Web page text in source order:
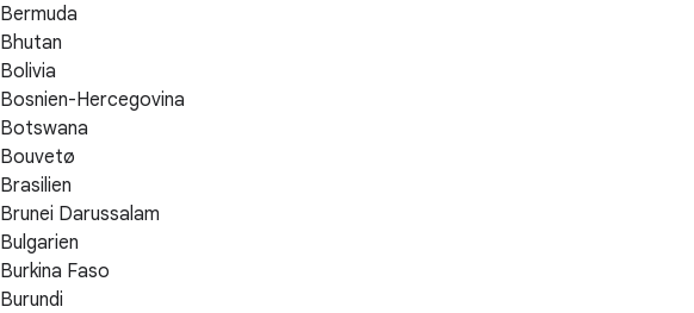
Bermuda
Bhutan
Bolivia
Bosnien-Hercegovina
Botswana
Bouvetø
Brasilien
Brunei Darussalam
Bulgarien
Burkina Faso
Burundi